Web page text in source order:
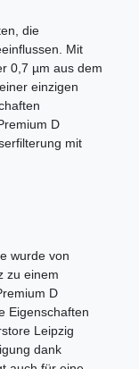
die
Mit
0,7 µm aus dem
einzigen
D
mit
wurde von
zu einem
D
Eigenschaften
Leipzig
dank